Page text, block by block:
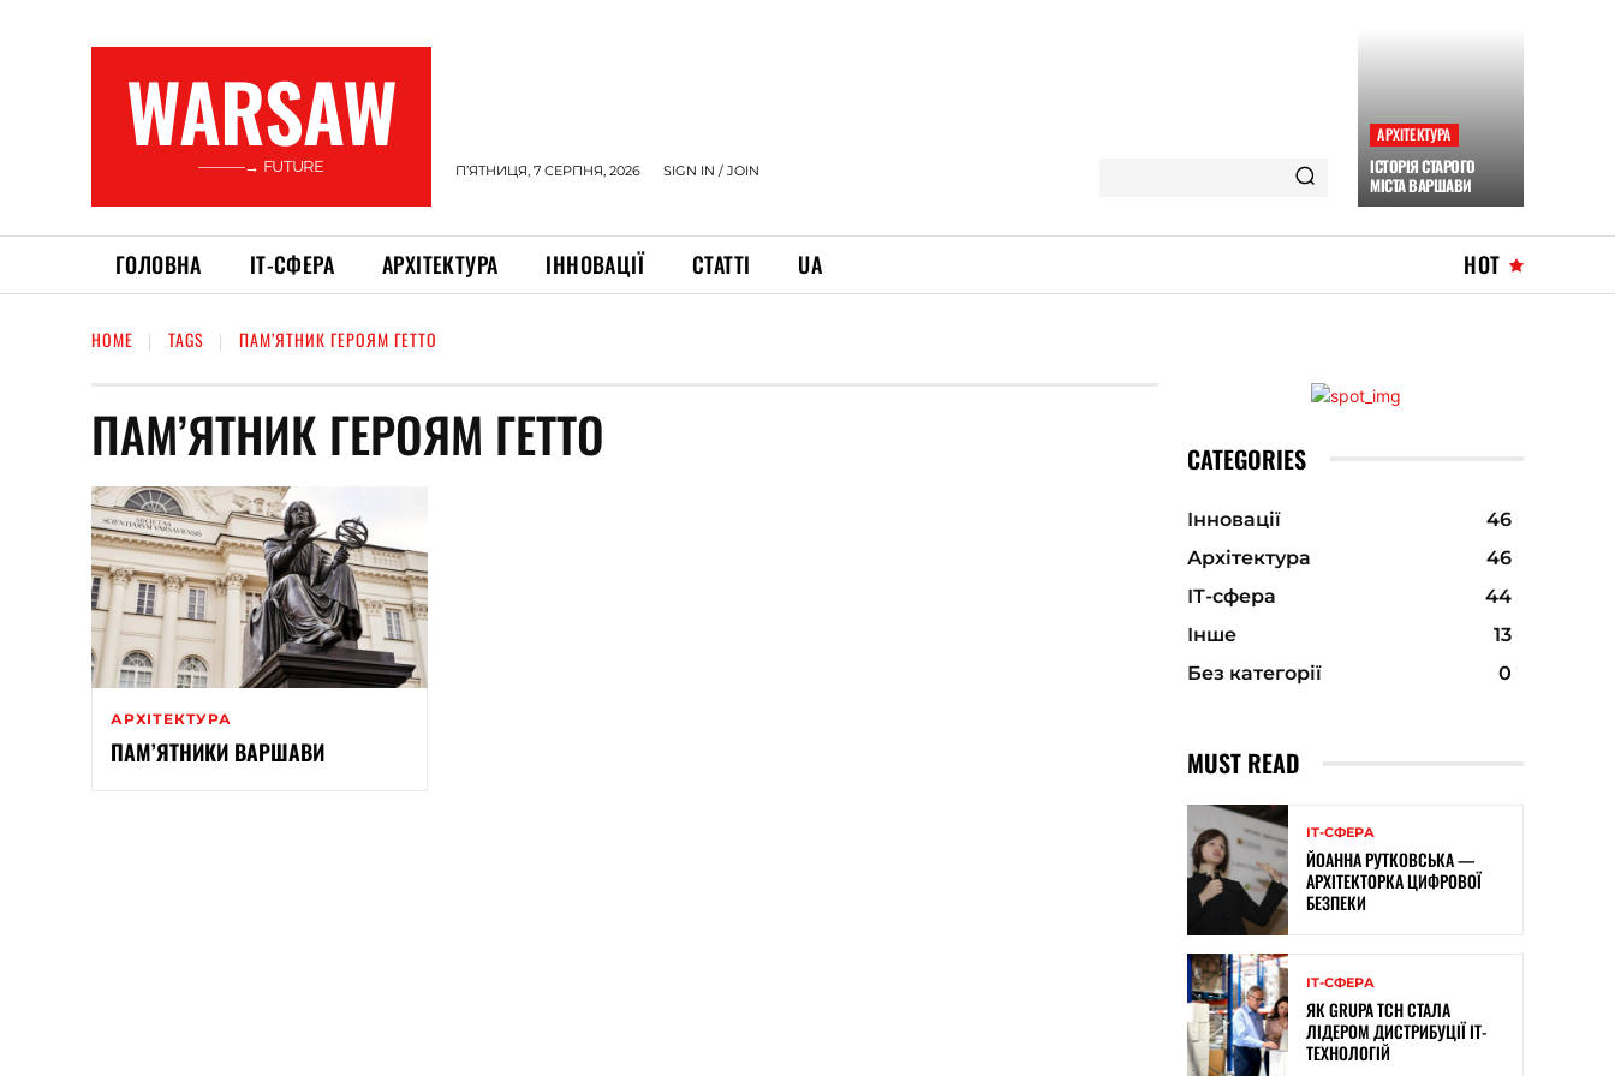
WARSAW
———→ FUTURE П’ЯТНИЦЯ, 7 СЕРПНЯ, 2026 SIGN IN / JOIN
АРХІТЕКТУРА
ІСТОРІЯ СТАРОГО
МІСТА ВАРШАВИ
ГОЛОВНА ІТ-СФЕРА АРХІТЕКТУРА ІННОВАЦІЇ СТАТТІ UA HOT
HOME TAGS ПАМ’ЯТНИК ГЕРОЯМ ГЕТТО
ПАМ’ЯТНИК ГЕРОЯМ ГЕТТО
АРХІТЕКТУРА
ПАМ’ЯТНИКИ ВАРШАВИ
CATEGORIES
Інновації
46
Архітектура
46
ІТ-сфера
44
Інше
13
Без категорії
0
MUST READ
ІТ-СФЕРА
ЙОАННА РУТКОВСЬКА —
АРХІТЕКТОРКА ЦИФРОВОЇ
БЕЗПЕКИ
ІТ-СФЕРА
ЯК GRUPA TCH СТАЛА
ЛІДЕРОМ ДИСТРИБУЦІЇ IT-
ТЕХНОЛОГІЙ